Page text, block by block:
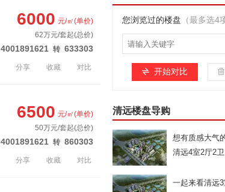
4001891621 转 633303
6000 元/㎡(单价)
62万元/套起(总价)
分享 收藏 对比
4001891621 转 860303
6500 元/㎡(单价)
50万元/套起(总价)
分享 收藏 对比
您浏览过的楼盘 （最多选4
开始对比
清远楼盘导购
想有质感大气
清远4室2厅2
一起来看清远